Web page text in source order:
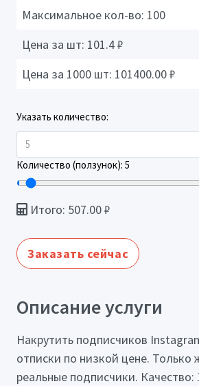
Максимальное кол-во: 100
Цена за шт: 101.4₽
Цена за 1000 шт: 101400.00₽
Указать количество:
Количество (ползунок): 5
Итого: 507.00₽
Заказать сейчас
Описание услуги
Накрутить подписчиков
отписки по низкой цене. Только
реальные подписчики. Качество: